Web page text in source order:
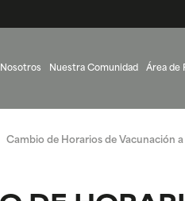
Nosotros Nuestra Comunidad Área de
Cambio de Horarios de Vacunación a